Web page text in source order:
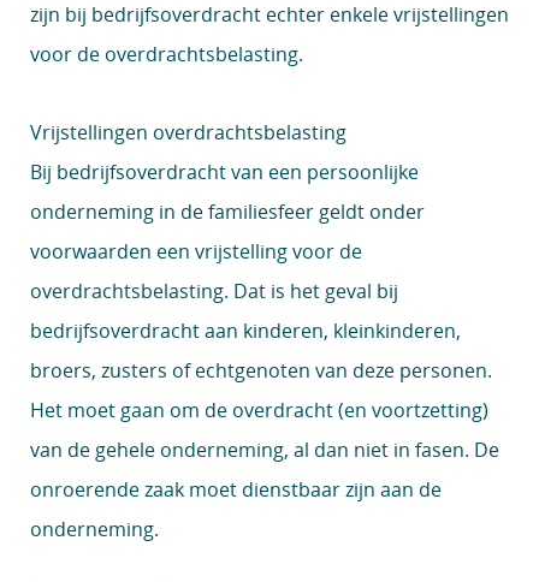
zijn bij bedrijfsoverdracht echter enkele vrijstellingen
voor de overdrachtsbelasting.
Vrijstellingen overdrachtsbelasting
Bij bedrijfsoverdracht van een persoonlijke
onderneming in de familiesfeer geldt onder
voorwaarden een vrijstelling voor de
overdrachtsbelasting. Dat is het geval bij
bedrijfsoverdracht aan kinderen, kleinkinderen,
broers, zusters of echtgenoten van deze personen.
Het moet gaan om de overdracht (en voortzetting)
van de gehele onderneming, al dan niet in fasen. De
onroerende zaak moet dienstbaar zijn aan de
onderneming.